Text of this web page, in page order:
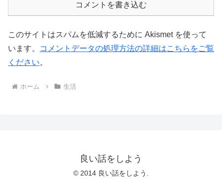
コメントを書き込む
このサイトはスパムを低減するために Akismet を使って
います。
コメントデータの処理方法の詳細はこちらをご覧
ください。
ホーム 生活
良い話をしよう
© 2014 良い話をしよう.